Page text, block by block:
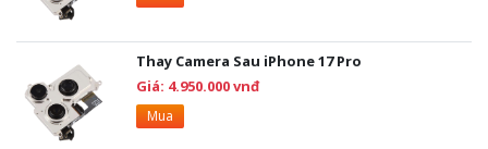
Thay Camera Sau iPhone 17 Pro
Giá: 4.950.000 vnđ
Mua